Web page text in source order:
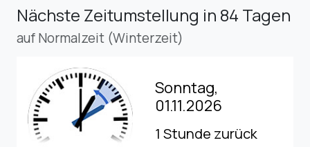
Nächste Zeitumstellung in 84 Tagen
auf Normalzeit (Winterzeit)
Sonntag,
01.11.2026
1 Stunde zurück